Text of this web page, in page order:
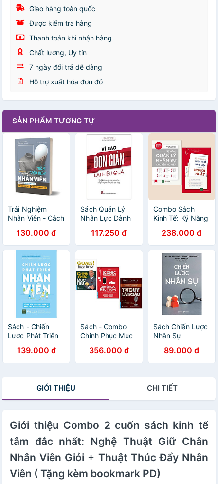
Giao hàng toàn quốc
Được kiểm tra hàng
Thanh toán khi nhận hàng
Chất lượng, Uy tín
7 ngày đổi trả dễ dàng
Hỗ trợ xuất hóa đơn đỏ
SẢN PHẨM TƯƠNG TỰ
Trải Nghiệm
Nhân Viên - Cách
Nhân Tài
130.000 đ
Sách Quản Lý
Nhân Lực Dành
Nghiệp- Vì Sao
Đơn Giản Lại Hiệu
Quả
117.250 đ
Combo Sách
Kinh Tế: Kỹ Năng
Chuyên Nghiệp +
Kỹ Năng Quản Lý
Hiệu Suất Công
Việc Của Người
Nhật (Tuyệt
chiêu làm việc
hiệu quả như
người Nhật)
238.000 đ
Sách - Chiến
Lược Phát Triển
139.000 đ
Sách - Combo
Chinh Phục Mục
Lực Biểu Tượng
+ Tư Duy Làm
356.000 đ
Sách Chiến Lược
Nhân Sự
89.000 đ
GIỚI THIỆU CHI TIẾT
Giới thiệu Combo 2 cuốn sách kinh tế
tâm đắc nhất: Nghệ Thuật Giữ Chân
Nhân Viên Giỏi + Thuật Thúc Đẩy Nhân
Viên ( Tặng kèm bookmark PD)